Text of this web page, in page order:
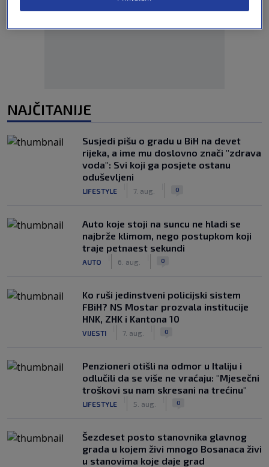
Oglas
NAJČITANIJE
Susjedi pišu o gradu u BiH na devet
rijeka, a ime mu doslovno znači "zdrava
voda": Svi koji ga posjete ostanu
oduševljeni
LIFESTYLE 7. aug. 0
Auto koje stoji na suncu ne hladi se
najbrže klimom, nego postupkom koji
traje petnaest sekundi
AUTO 6. aug. 0
Ko ruši jedinstveni policijski sistem
FBiH? NS Mostar prozvala institucije
HNK, ZHK i Kantona 10
VIJESTI 7. aug. 0
Penzioneri otišli na odmor u Italiju i
odlučili da se više ne vraćaju: "Mjesečni
troškovi su nam skresani na trećinu"
LIFESTYLE 5. aug. 0
Šezdeset posto stanovnika glavnog
grada u kojem živi mnogo Bosanaca živi
u stanovima koje daje grad